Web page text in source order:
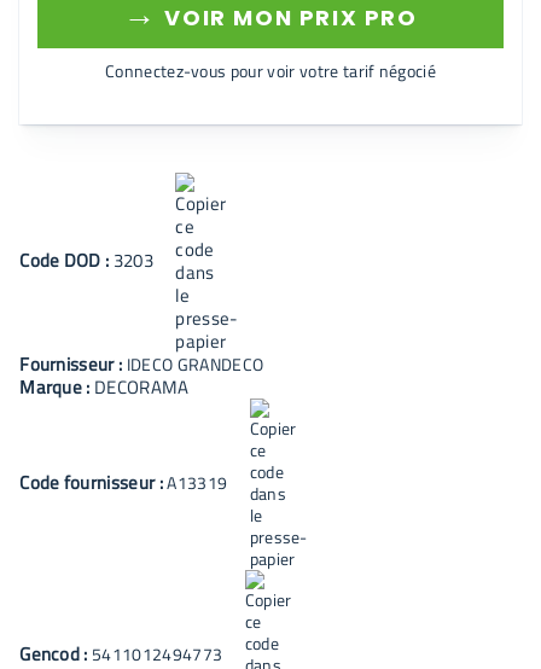
→ VOIR MON PRIX PRO
Connectez-vous pour voir votre tarif négocié
Code DOD : 3203
Fournisseur : IDECO GRANDECO
Marque : DECORAMA
Code fournisseur :A13319
Gencod : 5411012494773